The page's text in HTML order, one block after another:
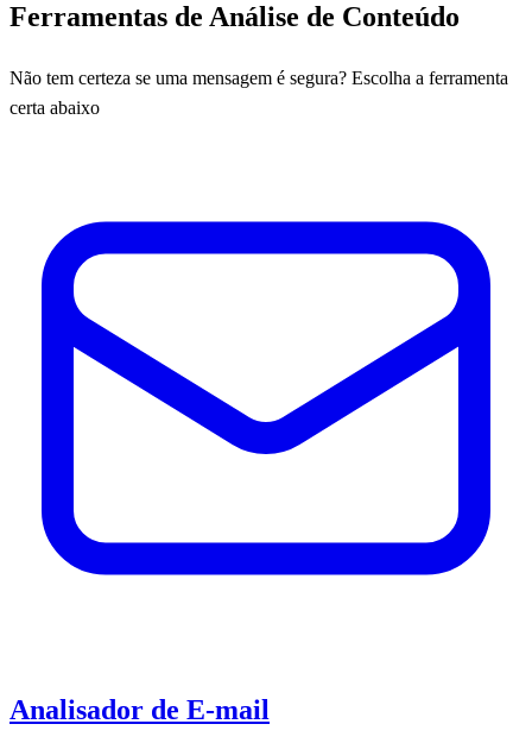
Ferramentas de Análise de Conteúdo
Não tem certeza se uma mensagem é segura? Escolha a ferramenta
certa abaixo
Analisador de E-mail